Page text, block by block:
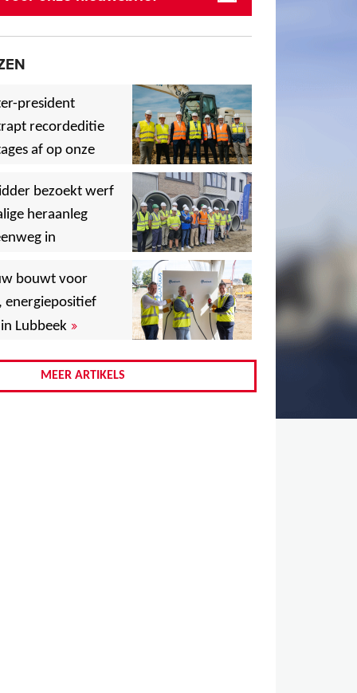
president
recordeditie
af op onze
,
,
bezoekt werf
heraanleg
in
,
bouwt voor
energiepositief
Lubbeek »
MEER ARTIKELS